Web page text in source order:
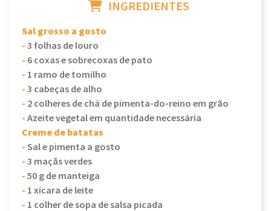
INGREDIENTES
Sal grosso a gosto
-3 folhas de louro
- 6 coxas e sobrecoxas de pato
- 1 ramo de tomilho
-3 cabeças de alho
- 2 colheres de chá de pimenta-do-reino em grão
-Azeite vegetal em quantidade necessária
Creme de batatas
-Sal e pimenta a gosto
-3 maçãs verdes
-50 g de manteiga
- 1 xícara de leite
- 1 colher de sopa de salsa picada